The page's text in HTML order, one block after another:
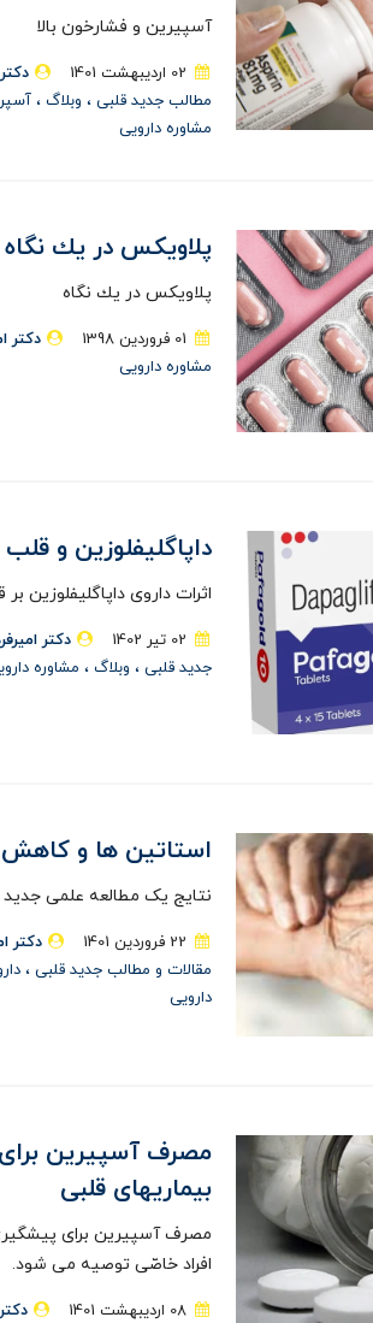
آسپیرین و فشارخون بالا
مطالب جدید قلبی
وبلاگ
مشاوره دارویی
پلاويكس در يك نگاه
پلاويكس در يك نگاه
دکتر
مشاوره دارویی
داپاگلیفلوزین و قلب
اثرات داروی داپاگلیفلوزین
دکتر
جدید قلبی
وبلاگ مشاوره
استاتین ها و
نتایج یک مطالعه علمی جدید
دکتر
مقالات و مطالب جدید قلبی
دارویی
مصرف آسپیرین
بیماریهای قلبی
مصرف آسپیرین برای
افراد خاصّی توصیه می شود.